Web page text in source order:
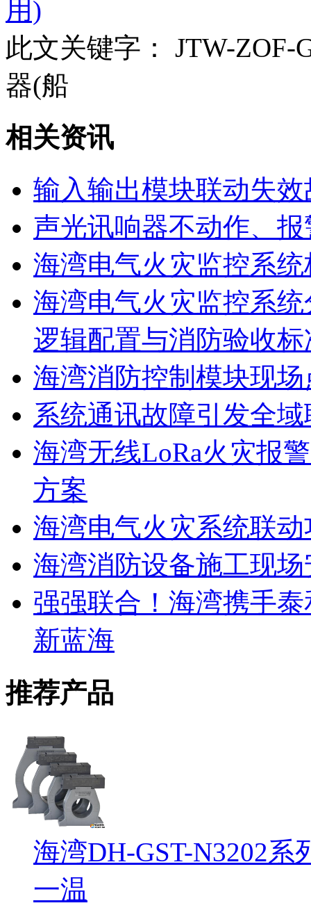
用)
此文关键字：
JTW-ZOF-
器(船
相关资讯
输入输出模块联动失效
声光讯响器不动作、
海湾电气火灾监控系
海湾电气火灾监控系
逻辑配置与消防验收标
海湾消防控制模块现
系统通讯故障引发全
海湾无线LoRa火灾报
方案
海湾电气火灾系统联
海湾消防设备施工现
强强联合！海湾携手
新蓝海
推荐产品
海湾DH-GST-N3202
一温